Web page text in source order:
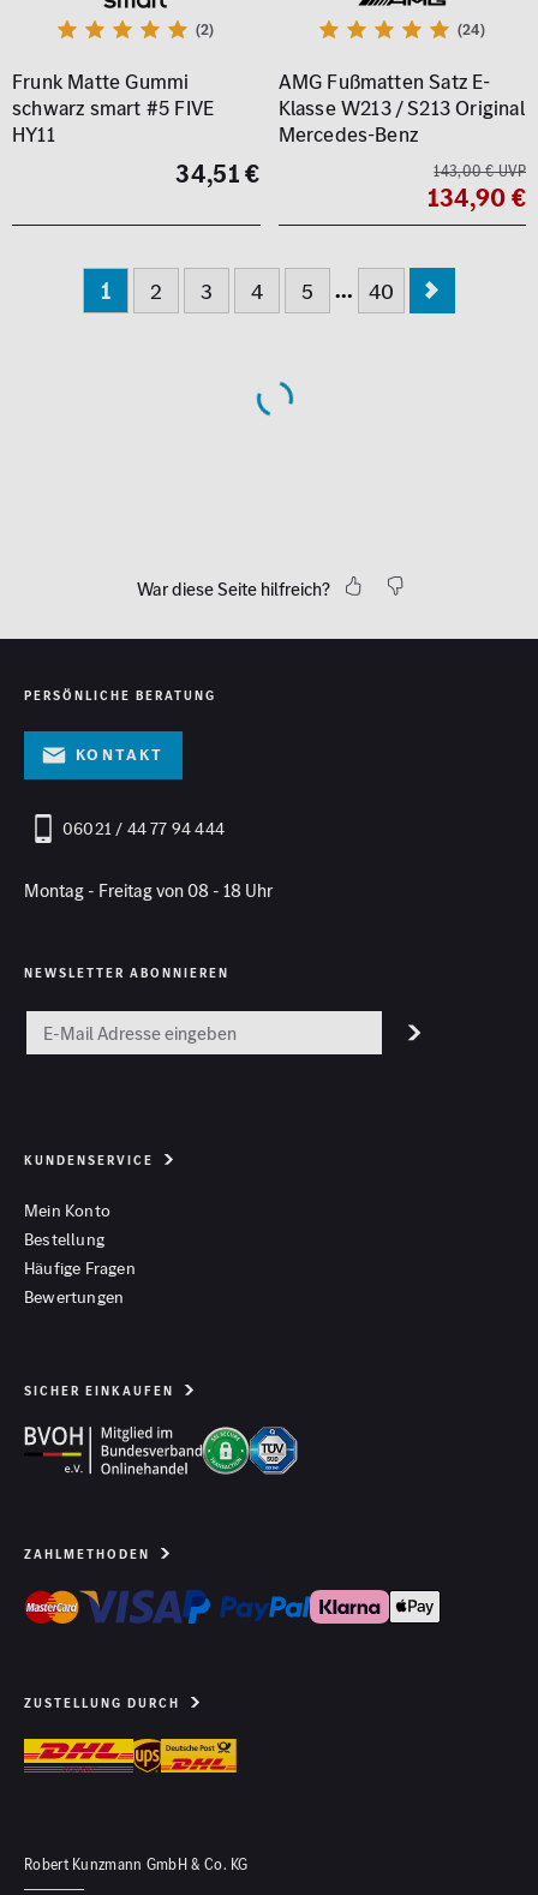
(2)
Frunk Matte Gummi
schwarz smart #5 FIVE
HY11
34,51 €
(24)
AMG Fußmatten Satz E-
Klasse W213 / S213 Original
Mercedes-Benz
143,00 € UVP
134,90 €
1 2 3 4 5 ... 40
War diese Seite hilfreich?
PERSÖNLICHE BERATUNG
Kontakt
06021 / 44 77 94 444
Montag - Freitag von 08 - 18 Uhr
NEWSLETTER ABONNIEREN
KUNDENSERVICE
Mein Konto
Bestellung
Häufige Fragen
Bewertungen
SICHER EINKAUFEN
ZAHLMETHODEN
ZUSTELLUNG DURCH
Robert Kunzmann GmbH & Co. KG